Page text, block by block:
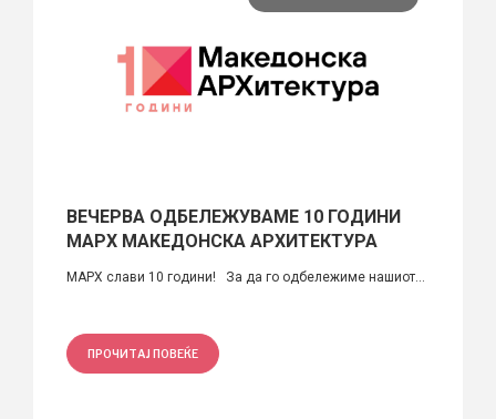
ВЕЧЕРВА ОДБЕЛЕЖУВАМЕ 10 ГОДИНИ
МАРХ МАКЕДОНСКА АРХИТЕКТУРА
МАРХ слави 10 години! За да го одбележиме нашиот...
ПРОЧИТАЈ ПОВЕЌЕ